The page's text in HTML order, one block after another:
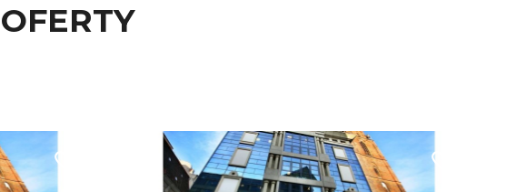
OFERTY
Dodaj do ulubionych Dodaj do